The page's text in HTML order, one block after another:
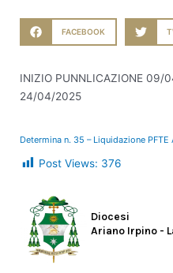
FACEBOOK
INIZIO PUNNLICAZIONE 09/
24/04/2025
Determina n. 35 – Liquidazione PFTE
Post Views: 376
Diocesi
Ariano Irpino -